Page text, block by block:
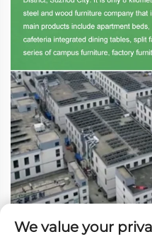
We value your